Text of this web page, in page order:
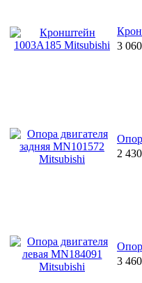
3 060
2 430
3 460